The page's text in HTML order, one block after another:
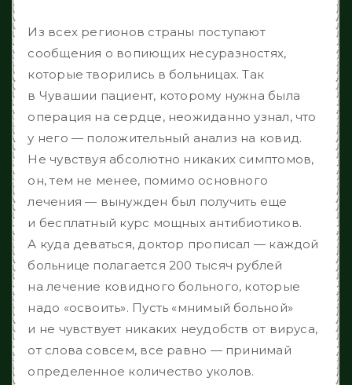
Из всех регионов страны поступают
сообщения о вопиющих несуразностях,
которые творились в больницах. Так
в Чувашии пациент, которому нужна была
операция на сердце, неожиданно узнал, что
у него — положительный анализ на ковид.
Не чувствуя абсолютно никаких симптомов,
он, тем не менее, помимо основного
лечения — вынужден был получить еще
и бесплатный курс мощных антибиотиков.
А куда деваться, доктор прописал — каждой
больнице полагается 200 тысяч рублей
на лечение ковидного больного, которые
надо «освоить». Пусть «мнимый больной»
и не чувствует никаких неудобств от вируса,
от слова совсем, все равно — принимай
определенное количество уколов.